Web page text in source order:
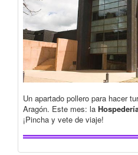
Un apartado pollero para hacer
Aragón. Este mes: la
¡Pincha y vete de viaje!